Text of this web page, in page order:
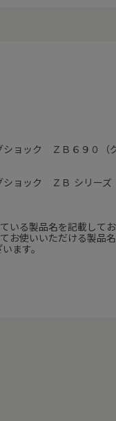
ョック ＺＢ６９０（グ
ョック ＺＢ シリーズ
いる製品名を記載してお
お使いいただける製品名
ます。